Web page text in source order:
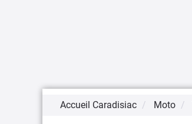
Accueil Caradisiac Moto